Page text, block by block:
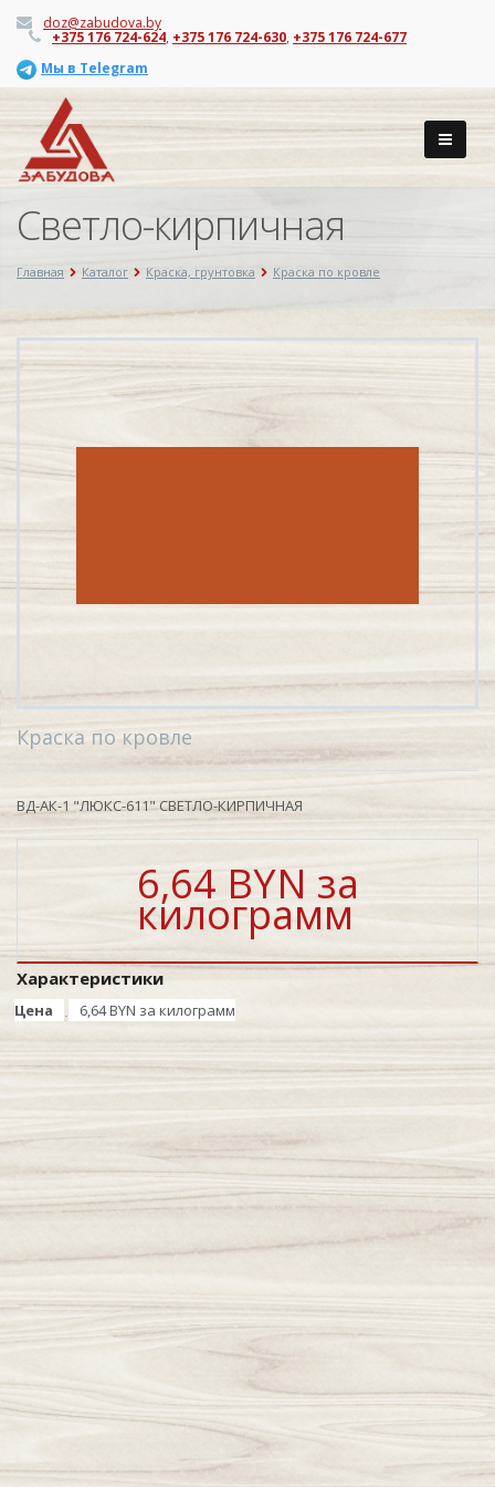
doz@zabudova.by
+375 176 724-624, +375 176 724-630, +375 176 724-677
Мы в Telegram
Светло-кирпичная
Главная Каталог Краска, грунтовка Краска по кровле
Краска по кровле
ВД-АК-1 "ЛЮКС-611" СВЕТЛО-КИРПИЧНАЯ
6,64 BYN за
килограмм
Характеристики
Цена 6,64 BYN за килограмм